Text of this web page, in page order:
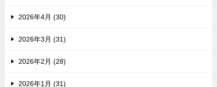
2026年4月 (30)
2026年3月 (31)
2026年2月 (28)
2026年1月 (31)